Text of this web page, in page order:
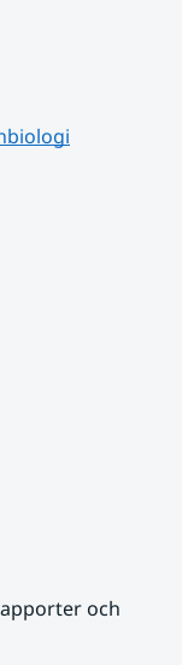
och